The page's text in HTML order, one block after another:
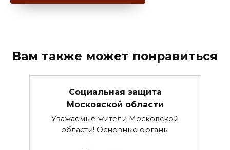
Вам также может понравиться
Социальная защита
Московской области
Уважаемые жители Московской
области! Основные органы